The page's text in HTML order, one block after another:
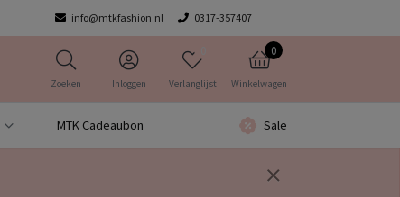
info@mtkfashion.nl 0317-357407
Zoeken Inloggen Verlanglijst
0
Winkelwagen
MTK Cadeaubon Sale